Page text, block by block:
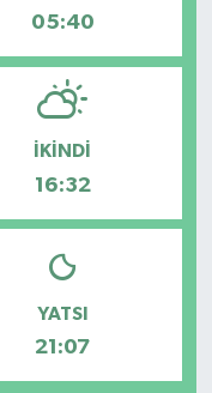
05:40
İKINDI
16:32
YATSI
21:07